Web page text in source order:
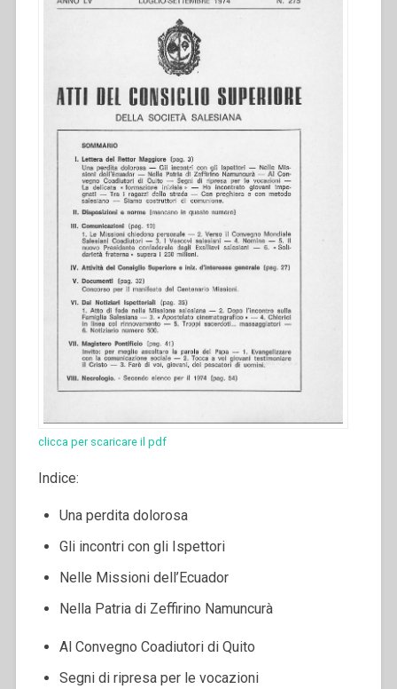
clicca per scaricare il pdf
Indice:
Una perdita dolorosa
Gli incontri con gli Ispettori
Nelle Missioni dell’Ecuador
Nella Patria di Zeffirino Namuncurà
Al Convegno Coadiutori di Quito
Segni di ripresa per le vocazioni